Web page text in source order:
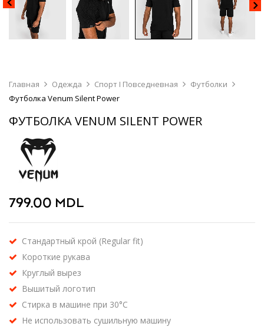
Главная Одежда Спорт I Повседневная
Футболки
Футболка Venum Silent Power
ФУТБОЛКА VENUM SILENT POWER
799.00 MDL
Стандартный крой (Regular fit)
Короткие рукава
Круглый вырез
Вышитый логотип
Стирка в машине при 30°C
Не использовать сушильную машину